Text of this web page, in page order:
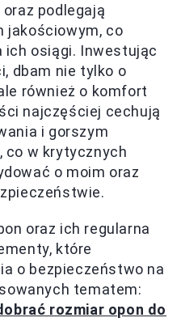
podlegają
jakościowym, co
ich osiągi. Inwestując
dbam nie tylko o
również o komfort
najczęściej cechują
i gorszym
co w krytycznych
o moim oraz
oraz ich regularna
które
o bezpieczeństwo na
tematem:
rozmiar opon do